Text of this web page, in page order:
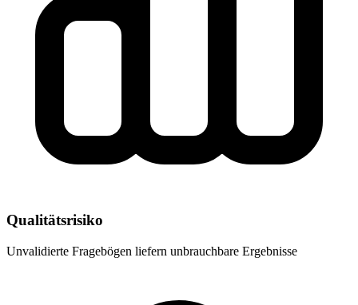
Qualitätsrisiko
Unvalidierte Fragebögen liefern unbrauchbare Ergebnisse